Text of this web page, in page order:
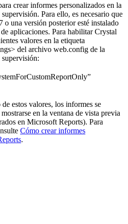
crear informes personalizados en la
Para ello, es necesario que
o una versión posterior esté instalado
aplicaciones. Para habilitar Crystal
valores en la etiqueta
del archivo web.config de la
estos valores, los informes se
en la ventana de vista previa
en Microsoft Reports). Para
Cómo crear informes
.